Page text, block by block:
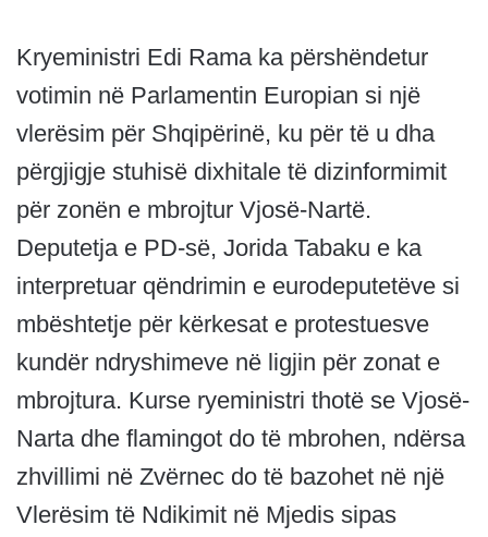
Kryeministri Edi Rama ka përshëndetur
votimin në Parlamentin Europian si një
vlerësim për Shqipërinë, ku për të u dha
përgjigje stuhisë dixhitale të dizinformimit
për zonën e mbrojtur Vjosë-Nartë.
Deputetja e PD-së, Jorida Tabaku e ka
interpretuar qëndrimin e eurodeputetëve si
mbështetje për kërkesat e protestuesve
kundër ndryshimeve në ligjin për zonat e
mbrojtura. Kurse ryeministri thotë se Vjosë-
Narta dhe flamingot do të mbrohen, ndërsa
zhvillimi në Zvërnec do të bazohet në një
Vlerësim të Ndikimit në Mjedis sipas